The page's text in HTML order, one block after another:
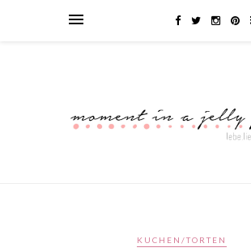
KUCHEN/TORTEN